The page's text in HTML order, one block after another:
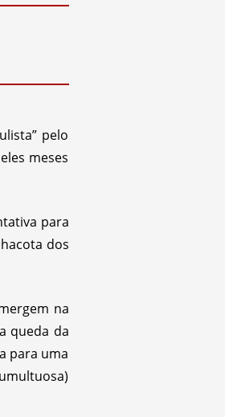
pelo
meses
para
dos
na
queda da
para uma